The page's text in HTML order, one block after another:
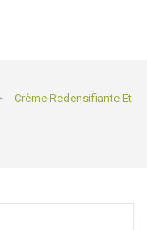
Crème Redensifiante Et